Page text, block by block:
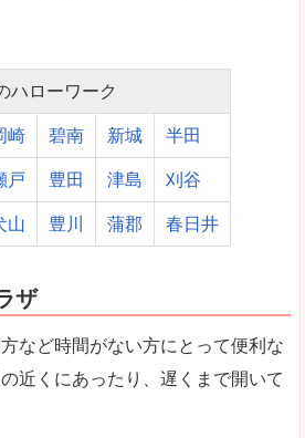
ハローワーク
崎 碧南 新城 半田
戸 豊田 津島 刈谷
山 豊川 蒲郡 春日井
ザ
など時間がない方にとって便利な
近くにあったり、遅くまで開いて